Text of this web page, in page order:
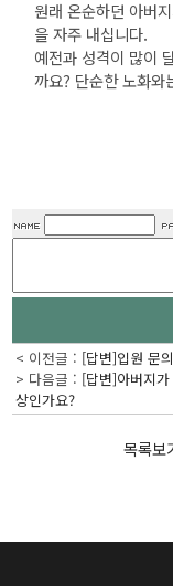
원래 온순하던 아버
을 자주 내십니다.
예전과 성격이 많이
까요? 단순한 노화와
< 이전글 : [답변]입원 문의
> 다음글 : [답변]아버지
상인가요?
목록보